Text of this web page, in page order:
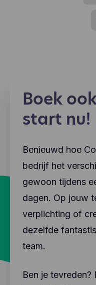
Boek
start nu!
Benieuwd hoe
bedrijf het
gewoon tijdens
dagen. Op jouw
verplichting of
dezelfde
team.
Ben je